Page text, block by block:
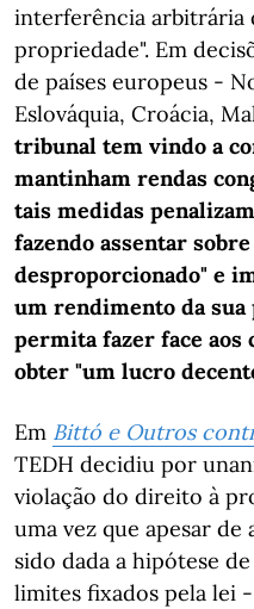
interferência arbitrária
propriedade". Em
de países europeus -
Eslováquia, Croácia,
tribunal tem vindo a
mantinham rendas
tais medidas
fazendo assentar
desproporcionado" e
um rendimento da
permita fazer face aos
obter "um lucro
Em Bittó e Outros
TEDH decidiu por
violação do direito à
uma vez que apesar
sido dada a hipótese
limites fixados pela lei